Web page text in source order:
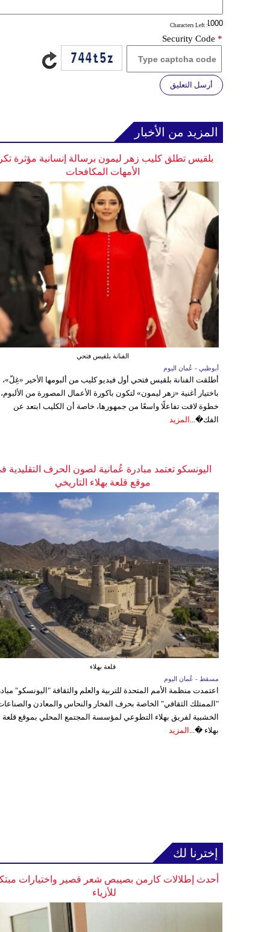
: Characters Left
Security Code *
أرسل التعليق
المزيد من الأخبار
بلقيس تطلق كليب زهر ليمون برسالة إنسانية مؤثرة
الأمهات المكافحات
الفنانة بلقيس فتحي
أبوظبي - عُمان اليوم
أطلقت الفنانة بلقيس فتحي أول فيديو كليب من ألبومها الأخير «غِلّ»،
باختيار أغنية «زهر ليمون» لتكون باكورة الأعمال المصورة من
خطوة لاقت تفاعلًا واسعًا من جمهورها، خاصة أن الكليب ابتعد عن
الفك�... المزيد
اليونسكو تعتمد مبادرة عُمانية لصون الحرف التقليدية
موقع قلعة بهلاء التاريخي
قلعة بهلاء
مسقط - عُمان اليوم
اعتمدت منظمة الأمم المتحدة للتربية والعلم والثقافة "اليونسكو"
"الممتلك الثقافي" الخاصة بحرف الفخار والنحاس والمعادن
الخشبية لفريق بهلاء التطوعي لمؤسسة المجتمع المحلي بموقع قلعة
بهلاء �... المزيد
إخترنا لك
أحدث إطلالات كارمن بصيبص شعر قصير واختيارات
للأزياء